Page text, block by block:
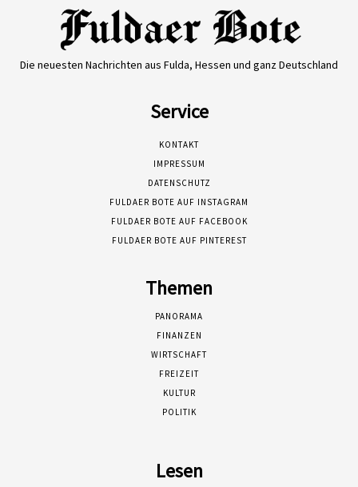
Die neuesten Nachrichten aus Fulda, Hessen und ganz Deutschland
Service
KONTAKT
IMPRESSUM
DATENSCHUTZ
FULDAER BOTE AUF INSTAGRAM
FULDAER BOTE AUF FACEBOOK
FULDAER BOTE AUF PINTEREST
Themen
PANORAMA
FINANZEN
WIRTSCHAFT
FREIZEIT
KULTUR
POLITIK
Lesen